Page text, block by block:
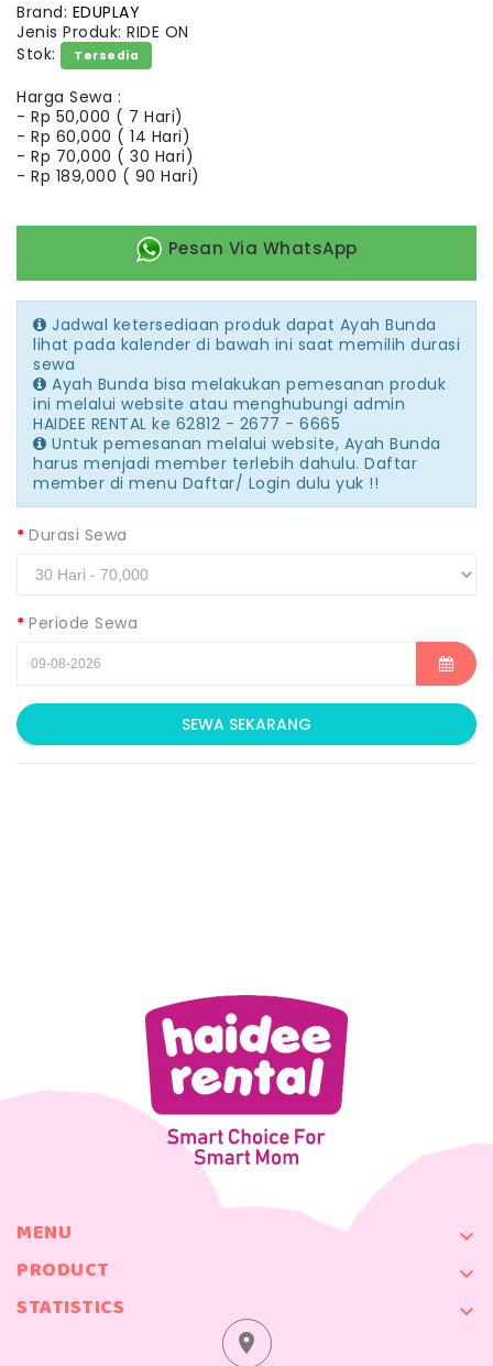
Brand: EDUPLAY
Jenis Produk: RIDE ON
Stok:
Tersedia
Harga Sewa :
- Rp 50,000 ( 7 Hari)
- Rp 60,000 ( 14 Hari)
- Rp 70,000 ( 30 Hari)
- Rp 189,000 ( 90 Hari)
Pesan Via WhatsApp
Jadwal ketersediaan produk dapat Ayah Bunda
lihat pada kalender di bawah ini saat memilih durasi
sewa
Ayah Bunda bisa melakukan pemesanan produk
ini melalui website atau menghubungi admin
HAIDEE RENTAL ke 62812 - 2677 - 6665
Untuk pemesanan melalui website, Ayah Bunda
harus menjadi member terlebih dahulu. Daftar
member di menu Daftar/ Login dulu yuk !!
Durasi Sewa
Periode Sewa
MENU 
PRODUCT 
STATISTICS

